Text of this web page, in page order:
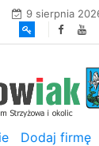
9 sierpnia
Dodaj firmę